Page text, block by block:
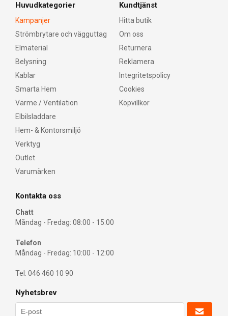
Huvudkategorier
Kampanjer
Strömbrytare och vägguttag
Elmaterial
Belysning
Kablar
Smarta Hem
Värme / Ventilation
Elbilsladdare
Hem- & Kontorsmiljö
Verktyg
Outlet
Varumärken
Kundtjänst
Hitta butik
Om oss
Returnera
Reklamera
Integritetspolicy
Cookies
Köpvillkor
Kontakta oss
Chatt
Måndag - Fredag: 08:00 - 15:00
Telefon
Måndag - Fredag: 10:00 - 12:00
Tel: 046 460 10 90
Nyhetsbrev